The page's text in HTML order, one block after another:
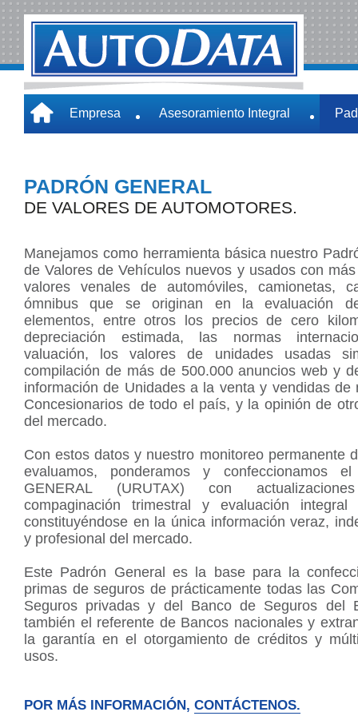
Empresa Asesoramiento Integral
PADRÓN GENERAL
DE VALORES DE AUTOMOTORES.
Manejamos como herramienta básica nuestro
de Valores de Vehículos nuevos y usados con
valores venales de automóviles, camionetas,
ómnibus que se originan en la evaluación
elementos, entre otros los precios de cero
depreciación estimada, las normas
valuación, los valores de unidades usadas
compilación de más de 500.000 anuncios web y
información de Unidades a la venta y vendidas de
Concesionarios de todo el país, y la opinión de
del mercado.
Con estos datos y nuestro monitoreo permanente
evaluamos, ponderamos y confeccionamos el
GENERAL (URUTAX) con
compaginación trimestral y evaluación integral
constituyéndose en la única información veraz,
y profesional del mercado.
Este Padrón General es la base para la
primas de seguros de prácticamente todas las
Seguros privadas y del Banco de Seguros del
también el referente de Bancos nacionales y
la garantía en el otorgamiento de créditos y
usos.
POR MÁS INFORMACIÓN, CONTÁCTENOS.